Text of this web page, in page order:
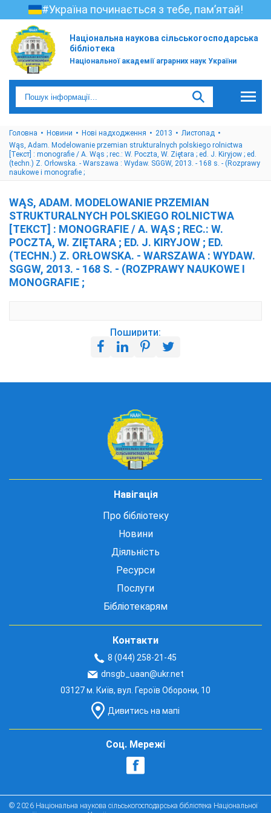
#Україна починається з тебе, пам’ятай!
Національна наукова сільськогосподарська
бібліотека
Національної академії аграрних наук України
Головна Новини Нові надходження 2013
Листопад
Wąs, Adam. Modelowanie przemian strukturalnych polskiego rolnictwa
[Текст] : monografie / A. Wąs ; rec.: W. Poczta, W. Ziętara ; ed. J. Kiryjow ; ed.
(techn.) Z. Orłowska. - Warszawa : Wydaw. SGGW, 2013. - 168 s. - (Rozprawy
naukowe i monografie ;
WĄS, ADAM. MODELOWANIE PRZEMIAN
STRUKTURALNYCH POLSKIEGO ROLNICTWA
[ТЕКСТ] : MONOGRAFIE / A. WĄS ; REC.: W.
POCZTA, W. ZIĘTARA ; ED. J. KIRYJOW ; ED.
(TECHN.) Z. ORŁOWSKA. - WARSZAWA : WYDAW.
SGGW, 2013. - 168 S. - (ROZPRAWY NAUKOWE I
MONOGRAFIE ;
Поширити:
Навігація
Про бібліотеку
Новини
Діяльність
Ресурси
Послуги
Бібліотекарям
Контакти
8 (044) 258-21-45
dnsgb_uaan@ukr.net
03127 м. Київ, вул. Героїв Оборони, 10
Дивитись на мапі
Соц. Мережі
© 2026 Національна наукова сільськогосподарська бібліотека Національної